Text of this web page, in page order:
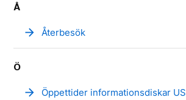
Å
arrow_forward Återbesök
Ö
arrow_forward Öppettider informationsdiskar